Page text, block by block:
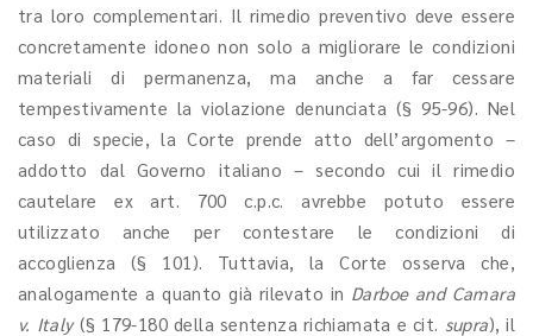
tra loro complementari. Il rimedio preventivo deve essere
concretamente idoneo non solo a migliorare le condizioni
materiali di permanenza, ma anche a far cessare
tempestivamente la violazione denunciata (§ 95-96). Nel
caso di specie, la Corte prende atto dell’argomento –
addotto dal Governo italiano – secondo cui il rimedio
cautelare ex art. 700 c.p.c. avrebbe potuto essere
utilizzato anche per contestare le condizioni di
accoglienza (§ 101). Tuttavia, la Corte osserva che,
analogamente a quanto già rilevato in Darboe and Camara
v. Italy (§ 179-180 della sentenza richiamata e cit. supra), il